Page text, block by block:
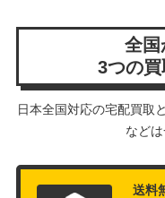
全国
3つの買
日本全国対応の宅配買取
などは
送料